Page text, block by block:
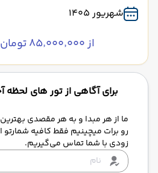
شهریور 1405
از ۸۵٬۰۰۰٬۰۰۰ تومان + ۹۹۵ دلار
برای آگاهی از تور های
ما از هر مبدا و به هر مقصدی
رو برات میچینیم فقط کافیه شمارتو
زودی با شما تماس می‌گیریم.